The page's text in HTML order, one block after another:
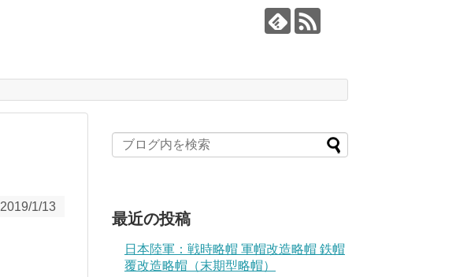
2019/1/13
最近の投稿
日本陸軍：戦時略帽 軍帽改造略帽 鉄帽
覆改造略帽（末期型略帽）